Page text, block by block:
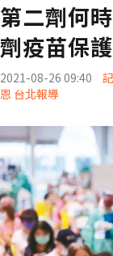
第二劑何
劑疫苗保
2021-08-26 09:40
恩 台北報導